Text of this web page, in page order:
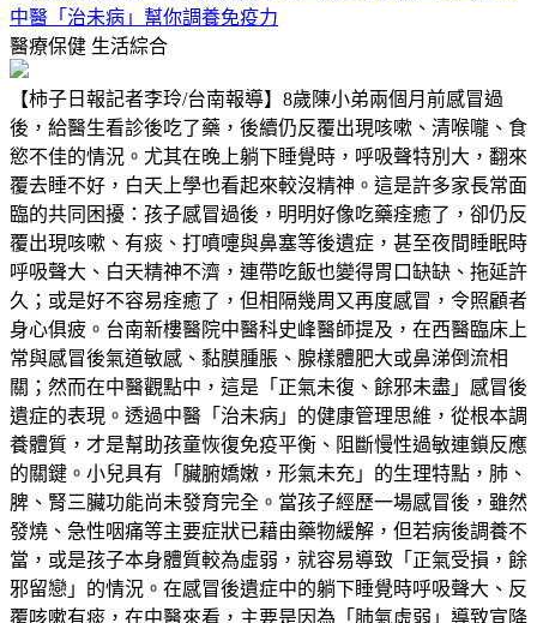
中醫「治未病」幫你調養免疫力
醫療保健 生活綜合
【柿子日報記者李玲/台南報導】8歲陳小弟兩個月前感冒過
後，給醫生看診後吃了藥，後續仍反覆出現咳嗽、清喉嚨、食
慾不佳的情況。尤其在晚上躺下睡覺時，呼吸聲特別大，翻來
覆去睡不好，白天上學也看起來較沒精神。這是許多家長常面
臨的共同困擾：孩子感冒過後，明明好像吃藥痊癒了，卻仍反
覆出現咳嗽、有痰、打噴嚏與鼻塞等後遺症，甚至夜間睡眠時
呼吸聲大、白天精神不濟，連帶吃飯也變得胃口缺缺、拖延許
久；或是好不容易痊癒了，但相隔幾周又再度感冒，令照顧者
身心俱疲。台南新樓醫院中醫科史峰醫師提及，在西醫臨床上
常與感冒後氣道敏感、黏膜腫脹、腺樣體肥大或鼻涕倒流相
關；然而在中醫觀點中，這是「正氣未復、餘邪未盡」感冒後
遺症的表現。透過中醫「治未病」的健康管理思維，從根本調
養體質，才是幫助孩童恢復免疫平衡、阻斷慢性過敏連鎖反應
的關鍵。小兒具有「臟腑嬌嫩，形氣未充」的生理特點，肺、
脾、腎三臟功能尚未發育完全。當孩子經歷一場感冒後，雖然
發燒、急性咽痛等主要症狀已藉由藥物緩解，但若病後調養不
當，或是孩子本身體質較為虛弱，就容易導致「正氣受損，餘
邪留戀」的情況。在感冒後遺症中的躺下睡覺時呼吸聲大、反
覆咳嗽有痰，在中醫來看，主要是因為「肺氣虛弱」導致宣降